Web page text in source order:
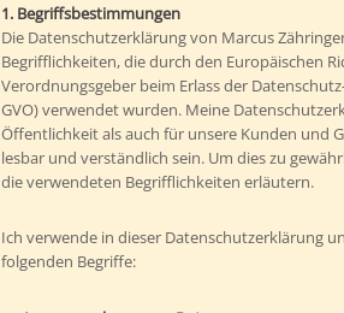
1. Begriffsbestimmungen
Die Datenschutzerklärung von Marcus
Begrifflichkeiten, die durch den Europäischen
Verordnungsgeber beim Erlass der
GVO) verwendet wurden. Meine
Öffentlichkeit als auch für unsere Kunden und
lesbar und verständlich sein. Um dies zu
die verwendeten Begrifflichkeiten erläutern.
Ich verwende in dieser Datenschutzerklärung
folgenden Begriffe: